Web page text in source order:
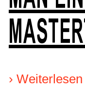
› Weiterlesen